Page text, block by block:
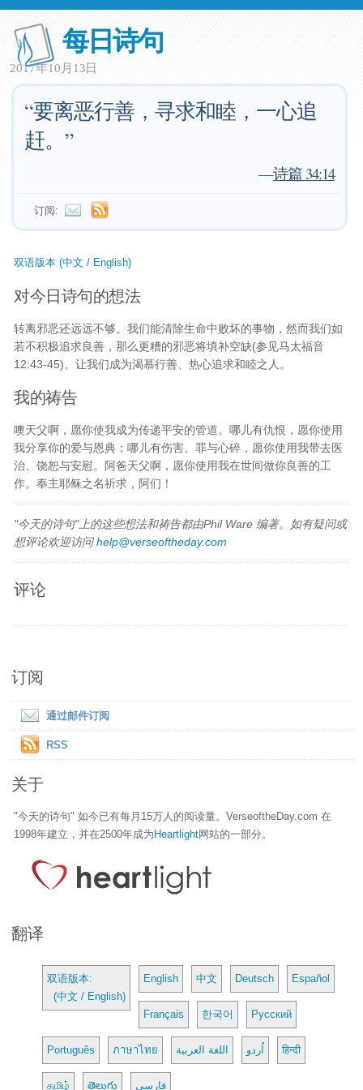
每日诗句
2017年10月13日
“要离恶行善，寻求和睦，一心追
赶。”
—诗篇 34:14
订阅:
双语版本 (中文 / English)
对今日诗句的想法
转离邪恶还远远不够。我们能清除生命中败坏的事物，然而我们如
若不积极追求良善，那么更糟的邪恶将填补空缺(参见马太福音
12:43-45)。让我们成为渴慕行善、热心追求和睦之人。
我的祷告
噢天父啊，愿你使我成为传递平安的管道。哪儿有仇恨，愿你使用
我分享你的爱与恩典；哪儿有伤害、罪与心碎，愿你使用我带去医
治、饶恕与安慰。阿爸天父啊，愿你使用我在世间做你良善的工
作。奉主耶稣之名祈求，阿们！
"今天的诗句"上的这些想法和祷告都由Phil Ware 编著。如有疑问或
想评论欢迎访问help@verseoftheday.com
评论
订阅
通过邮件订阅
RSS
关于
"今天的诗句" 如今已有每月15万人的阅读量。VerseoftheDay.com 在
1998年建立，并在2500年成为 Heartlight网站的一部分。
翻译
双语版本:
(中文 / English)
English 中文 Deutsch Español
Français 한국어 Русский
Português ภาษาไทย اللغة العربية اُردو हिन्दी
தமிழ் తెలుగు فارسی